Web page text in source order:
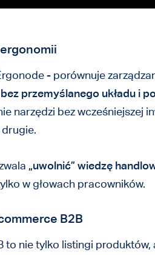
ergonomii
- porównuje
przemyślanego układu i
narzędzi bez wcześniejszej
„uwolnić” wiedzę
w głowach pracowników.
B2B
to nie tylko listingi produktów,